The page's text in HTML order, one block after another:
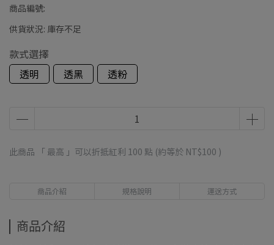
商品編號:
供貨狀況: 庫存不足
款式選擇
透明
透黑 透粉
此商品 「 最高 」可以折抵紅利 100 點 (約等於 NT$100 )
商品介紹 規格說明 運送方式
商品介紹